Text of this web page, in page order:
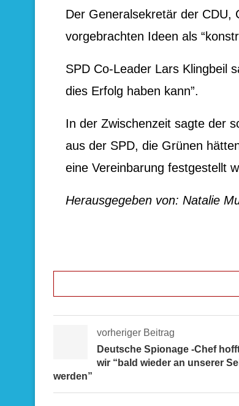
Der Generalsekretär der CDU,
vorgebrachten Ideen als
SPD Co-Leader Lars Klingbeil
dies Erfolg haben kann”.
In der Zwischenzeit sagte der
aus der SPD, die Grünen
eine Vereinbarung festgestellt
Herausgegeben von: Natalie
vorheriger Beitrag
Deutsche Spionage -Chef
wir “bald wieder an unserer
werden”